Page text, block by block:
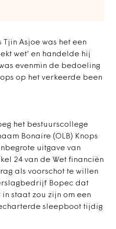
Asjoe was het een
wet’ en handelde hij
evenmin de bedoeling
op het verkeerde been
het bestuurscollege
Bonaire (OLB) Knops
uitgave van
24 van de Wet financiën
als voorschot te willen
Bopec dat
in staat zou zijn om een
sleepboot tijdig